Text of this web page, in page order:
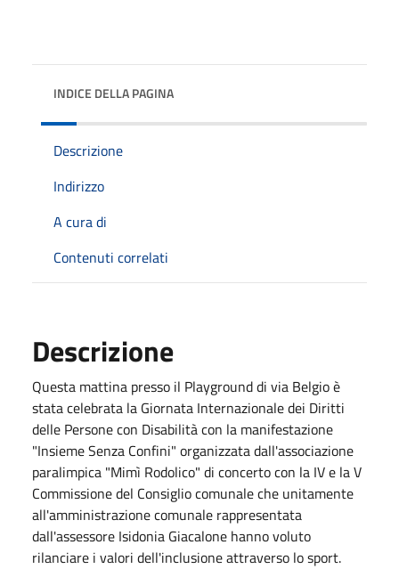
INDICE DELLA PAGINA
Descrizione
Indirizzo
A cura di
Contenuti correlati
Descrizione
Questa mattina presso il Playground di via Belgio è
stata celebrata la Giornata Internazionale dei Diritti
delle Persone con Disabilità con la manifestazione
"Insieme Senza Confini" organizzata dall'associazione
paralimpica "Mimì Rodolico" di concerto con la IV e la V
Commissione del Consiglio comunale che unitamente
all'amministrazione comunale rappresentata
dall'assessore Isidonia Giacalone hanno voluto
rilanciare i valori dell'inclusione attraverso lo sport.